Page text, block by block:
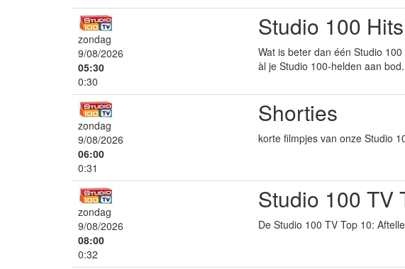
zondag
9/08/2026
05:30
0:30
Studio 100 Hits
Wat is beter dan één Studio
àl je Studio 100-helden aan
zondag
9/08/2026
06:00
0:31
Shorties
korte filmpjes van onze Studio
zondag
9/08/2026
08:00
0:32
Studio 100 TV
De Studio 100 TV Top 10: